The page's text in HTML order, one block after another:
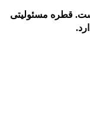
مسئولیتی